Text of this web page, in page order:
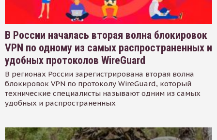
В России началась вторая волна блокировок
VPN по одному из самых распространенных и
удобных протоколов WireGuard
В регионах России зарегистрирована вторая волна
блокировок VPN по протоколу WireGuard, который
технические специалисты называют одним из самых
удобных и распространенных